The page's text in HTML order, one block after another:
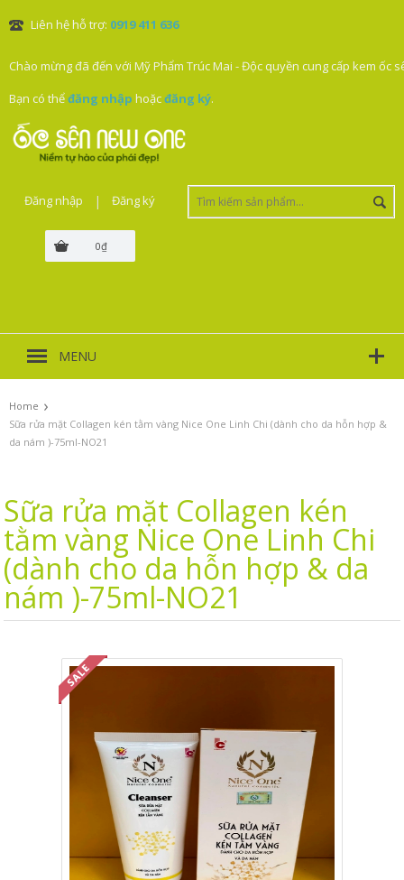
Liên hệ hỗ trợ: 0919 411 636
Chào mừng đã đến với Mỹ Phẩm Trúc Mai - Độc quyền cung cấp kem ốc
Bạn có thểđăng nhập hoặcđăng ký.
0₫
Đăng nhập | Đăng ký
MENU
Home ›
Sữa rửa mặt Collagen kén tằm vàng Nice One Linh Chi (dành cho da hỗn hợp &
da nám )-75ml-NO21
Sữa rửa mặt Collagen kén
tằm vàng Nice One Linh Chi
(dành cho da hỗn hợp & da
nám )-75ml-NO21